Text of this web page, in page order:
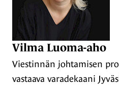
Vilma Luoma-aho
Viestinnän johtamisen
vastaava varadekaani